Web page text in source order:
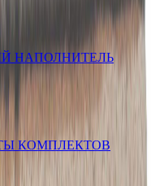
НАПОЛНИТЕЛЬ
КОМПЛЕКТОВ